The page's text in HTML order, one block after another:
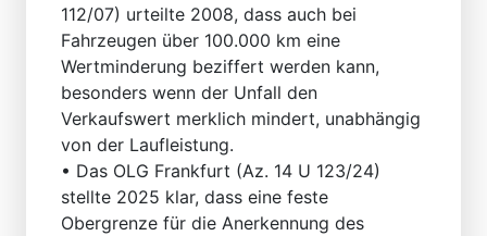
112/07) urteilte 2008, dass auch bei
Fahrzeugen über 100.000 km eine
Wertminderung beziffert werden kann,
besonders wenn der Unfall den
Verkaufswert merklich mindert, unabhängig
von der Laufleistung.
• Das OLG Frankfurt (Az. 14 U 123/24)
stellte 2025 klar, dass eine feste
Obergrenze für die Anerkennung des